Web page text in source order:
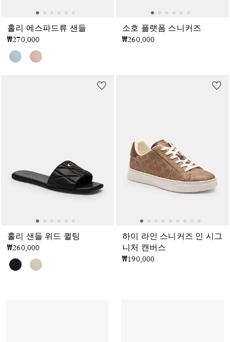
홀리 에스파드류 샌들
₩270,000
소호 플랫폼 스니커즈
₩260,000
홀리 샌들 위드 퀼팅
₩260,000
하이 라인 스니커즈 인 시그
니처 캔버스
₩190,000